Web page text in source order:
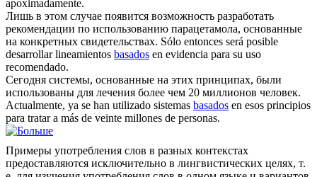
apoximadamente.
Лишь в этом случае появится возможность разработать
рекомендации по использованию парацетамола, основанные
на конкретных свидетельствах. Sólo entonces será posible
desarrollar lineamientos basados en evidencia para su uso
recomendado.
Сегодня системы, основанные на этих принципах, были
использованы для лечения более чем 20 миллионов человек.
Actualmente, ya se han utilizado sistemas basados en esos principios
para tratar a más de veinte millones de personas.
Примеры употребления слов в разных контекстах
предоставляются исключительно в лингвистических целях, т.